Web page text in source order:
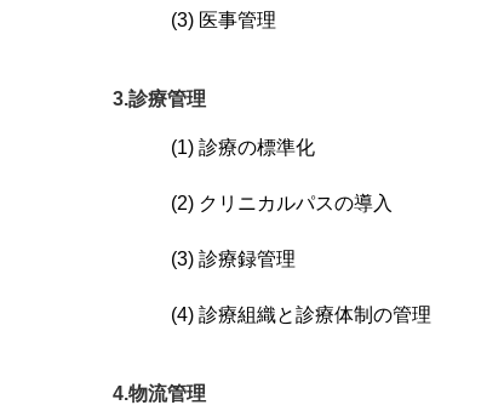
(3) 医事管理
3.診療管理
(1) 診療の標準化
(2) クリニカルパスの導入
(3) 診療録管理
(4) 診療組織と診療体制の管理
4.物流管理